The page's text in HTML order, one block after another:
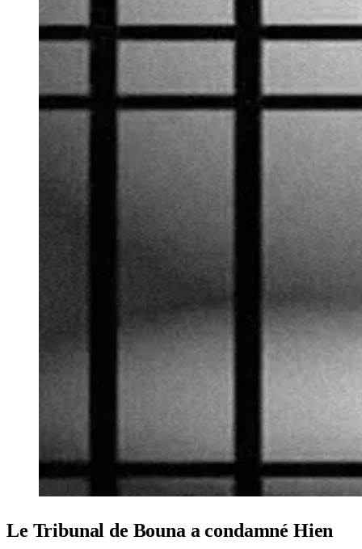
Le Tribunal de Bouna a condamné Hien